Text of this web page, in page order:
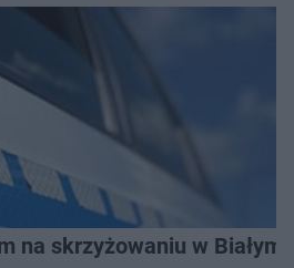
na skrzyżowaniu w